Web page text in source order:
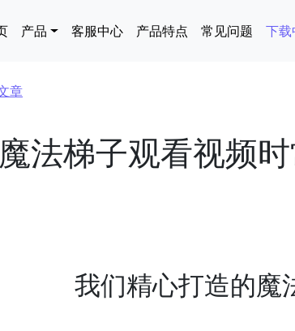
navigation
产品 客服中心 产品特点 常见问题 下
章
法梯子观看视频
我们精心打造的魔